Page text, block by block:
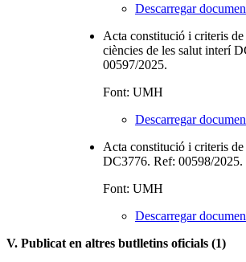
Descarregar
Acta constitució i criteris de
ciències de les salut interí
00597/2025.
Font: UMH
Descarregar
Acta constitució i criteris
DC3776. Ref: 00598/2025.
Font: UMH
Descarregar
V. Publicat en altres butlletins oficials (1)